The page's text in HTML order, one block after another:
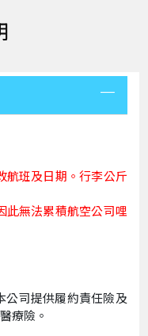
航班及日期。行李公斤
此無法累積航空公司哩
公司提供履約責任險及
療險。